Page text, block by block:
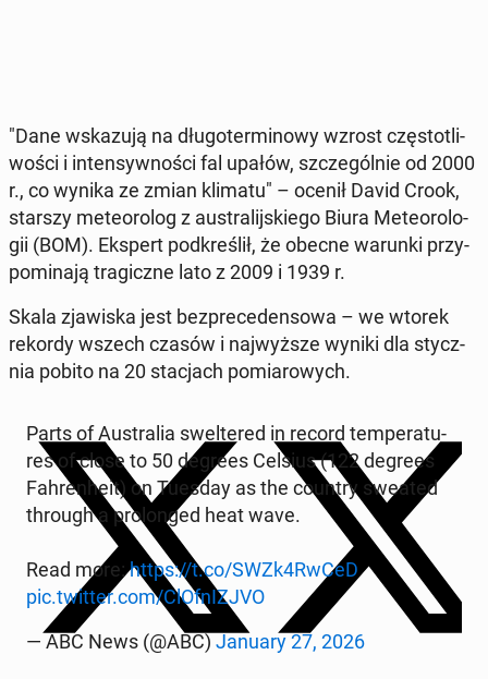
"Dane wska­zu­ją na dłu­go­ter­mi­no­wy wzrost czę­sto­tli­
wo­ści i in­ten­syw­no­ści fal upałów, szcze­gól­nie od 2000
r., co wynika ze zmian klimatu" – ocenił David Crook,
starszy me­te­oro­log z au­stra­lij­skie­go Biura Me­te­oro­lo­
gii (BOM). Ekspert pod­kre­ślił, że obecne warunki przy­
po­mi­na­ją tra­gicz­ne lato z 2009 i 1939 r.
Skala zja­wi­ska jest bez­pre­ce­den­so­wa – we wtorek
rekordy wszech czasów i naj­wyż­sze wyniki dla stycz­
nia pobito na 20 sta­cjach po­mia­ro­wych.
Parts of Au­stra­lia swel­te­red in record tem­pe­ra­tu­
res of close to 50 degrees Celsius (122 degrees
Fah­ren­he­it) on Tuesday as the country sweated
through a pro­lon­ged heat wave.
Read more:https://t.co/SWZk4RwCeD
pic.twitter.com/ClOf­nI­ZJVO
— ABC News (@ABC) January 27, 2026